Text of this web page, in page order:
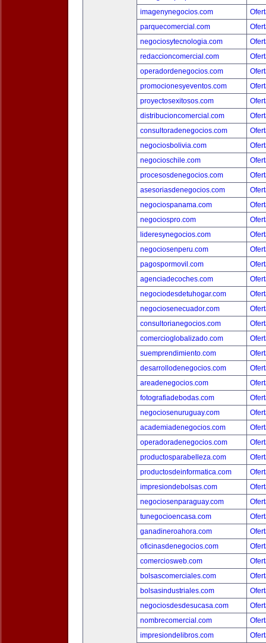
imagenynegocios.com
parquecomercial.com
negociosytecnologia.com
redaccioncomercial.com
operadordenegocios.com
promocionesyeventos.com
proyectosexitosos.com
distribucioncomercial.com
consultoradenegocios.com
negociosbolivia.com
negocioschile.com
procesosdenegocios.com
asesoriasdenegocios.com
negociospanama.com
negociospro.com
lideresynegocios.com
negociosenperu.com
pagospormovil.com
agenciadecoches.com
negociodesdetuhogar.com
negociosenecuador.com
consultorianegocios.com
comercioglobalizado.com
suemprendimiento.com
desarrollodenegocios.com
areadenegocios.com
fotografiadebodas.com
negociosenuruguay.com
academiadenegocios.com
operadoradenegocios.com
productosparabelleza.com
productosdeinformatica.com
impresiondebolsas.com
negociosenparaguay.com
tunegocioencasa.com
ganadineroahora.com
oficinasdenegocios.com
comerciosweb.com
bolsascomerciales.com
bolsasindustriales.com
negociosdesdesucasa.com
nombrecomercial.com
impresiondelibros.com